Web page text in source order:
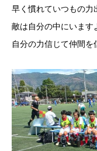
早く慣れていつもの力
敵は自分の中にいます
自分の力信じて仲間を